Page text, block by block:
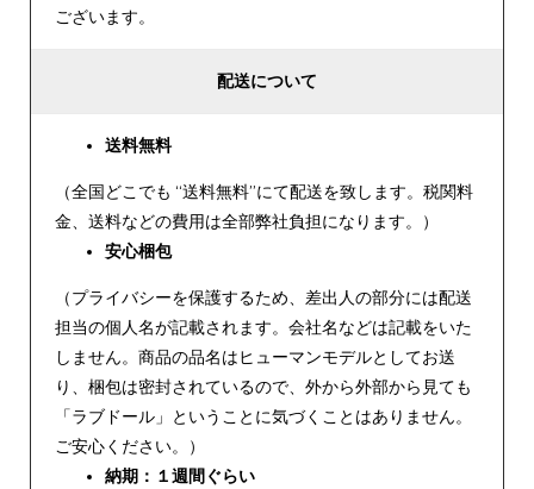
ございます。
配送について
送料無料
（全国どこでも “送料無料”にて配送を致します。税関料
金、送料などの費用は全部弊社負担になります。）
安心梱包
（プライバシーを保護するため、差出人の部分には配送
担当の個人名が記載されます。会社名などは記載をいた
しません。商品の品名はヒューマンモデルとしてお送
り、梱包は密封されているので、外から外部から見ても
「ラブドール」ということに気づくことはありません。
ご安心ください。）
納期：１週間ぐらい